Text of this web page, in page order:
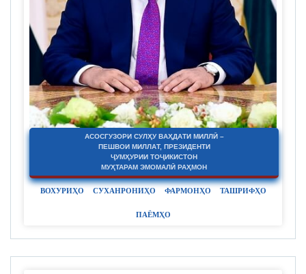
АСОСГУЗОРИ СУЛҲУ ВАҲДАТИ МИЛЛӢ –
ПЕШВОИ МИЛЛАТ, ПРЕЗИДЕНТИ
ҶУМҲУРИИ ТОҶИКИСТОН
МУҲТАРАМ ЭМОМАЛӢ РАҲМОН
ВОХУРИҲО СУХАНРОНИҲО ФАРМОНҲО ТАШРИФҲО
ПАЁМҲО